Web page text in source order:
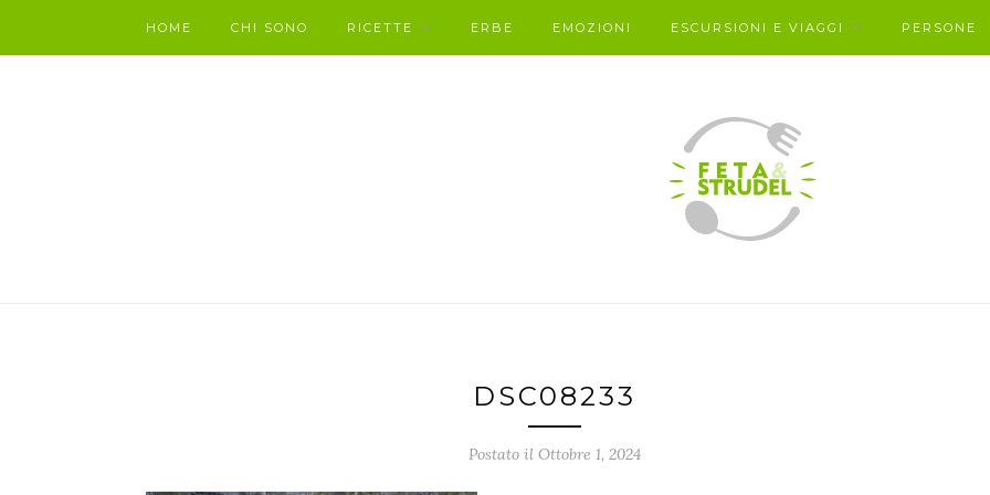
HOME CHI SONO RICETTE ERBE EMOZIONI ESCURSIONI E VIAGGI PERSONE
DSC08233
Postato il Ottobre 1, 2024